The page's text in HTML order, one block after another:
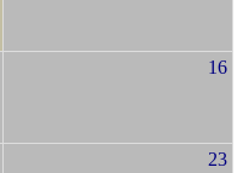
16
23